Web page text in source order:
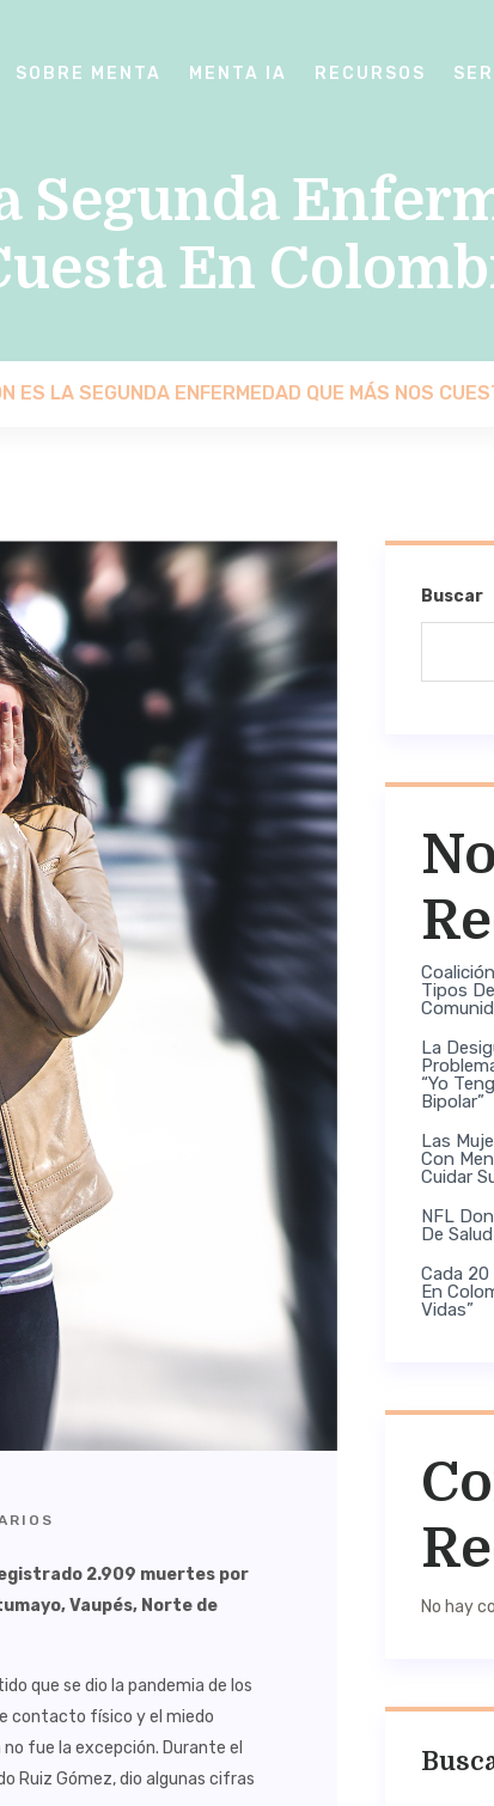
SOBRE MENTA MENTA IA RECURSOS
Segunda
En
ES LA SEGUNDA ENFERMEDAD QUE MÁS NOS
2.909 muertes por
Vaupés, Norte de
que se dio la pandemia de los
contacto físico y el miedo
fue la excepción. Durante el
Ruiz Gómez, dio algunas cifras
Buscar
Tipos
La
“Yo
Bipolar”
Las
Con
Cuidar
NFL
De
Cada
En
Vidas”
No hay